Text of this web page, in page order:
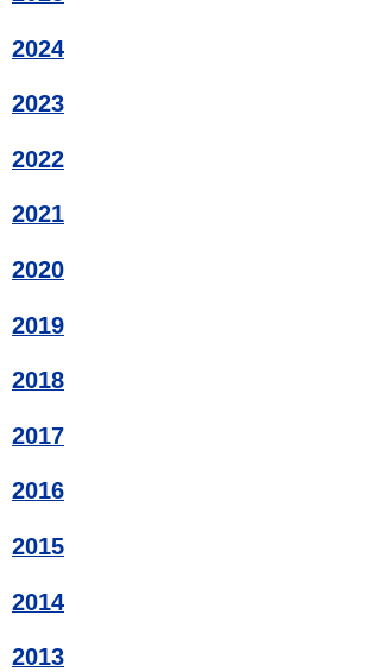
2024
2023
2022
2021
2020
2019
2018
2017
2016
2015
2014
2013